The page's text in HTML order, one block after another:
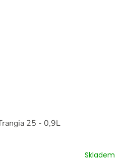
25 - 0,9L
Skladem